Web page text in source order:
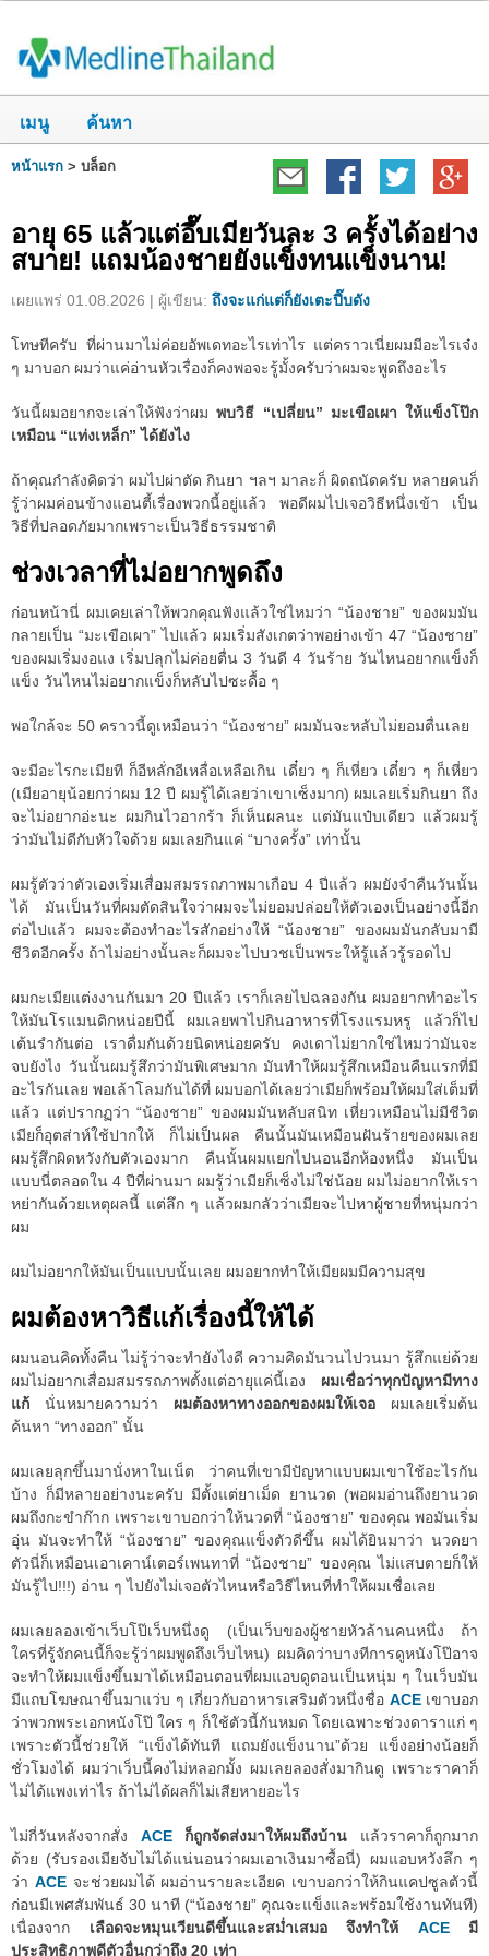
เมนู ค้นหา
หน้าแรก > บล็อก
อายุ 65 แล้วแต่อึ๊บเมียวันละ 3 ครั้งได้อย่าง
สบาย! แถมน้องชายยังแข็งทนแข็งนาน!
เผยแพร่ 01.08.2026 | ผู้เขียน: ถึงจะแก่แต่ก็ยังเตะปี๊บดัง
โทษทีครับ ที่ผ่านมาไม่ค่อยอัพเดทอะไรเท่าไร แต่คราวเนี่ยผมมีอะไรเจ๋ง
ๆ มาบอก ผมว่าแค่อ่านหัวเรื่องก็คงพอจะรู้มั้งครับว่าผมจะพูดถึงอะไร
วันนี้ผมอยากจะเล่าให้ฟังว่าผมพบวิธี “เปลี่ยน” มะเขือเผา ให้แข็งโป๊ก
เหมือน “แท่งเหล็ก” ได้ยังไง
ถ้าคุณกำลังคิดว่า ผมไปผ่าตัด กินยา ฯลฯ มาละก็ ผิดถนัดครับ หลายคนก็
รู้ว่าผมค่อนข้างแอนตี้เรื่องพวกนี้อยู่แล้ว พอดีผมไปเจอวิธีหนึ่งเข้า เป็น
วิธีที่ปลอดภัยมากเพราะเป็นวิธีธรรมชาติ
ช่วงเวลาที่ไม่อยากพูดถึง
ก่อนหน้านี่ ผมเคยเล่าให้พวกคุณฟังแล้วใช่ไหมว่า “น้องชาย” ของผมมัน
กลายเป็น “มะเขือเผา” ไปแล้ว ผมเริ่มสังเกตว่าพอย่างเข้า 47 “น้องชาย”
ของผมเริ่มงอแง เริ่มปลุกไม่ค่อยตื่น 3 วันดี 4 วันร้าย วันไหนอยากแข็งก็
แข็ง วันไหนไม่อยากแข็งก็หลับไปซะดื้อ ๆ
พอใกล้จะ 50 คราวนี้ดูเหมือนว่า “น้องชาย” ผมมันจะหลับไม่ยอมตื่นเลย
จะมีอะไรกะเมียที ก็อีหลั่กอีเหลื่อเหลือเกิน เดี๋ยว ๆ ก็เหี่ยว เดี๋ยว ๆ ก็เหี่ยว
(เมียอายุน้อยกว่าผม 12 ปี ผมรู้ได้เลยว่าเขาเซ็งมาก) ผมเลยเริ่มกินยา ถึง
จะไม่อยากอ่ะนะ ผมกินไวอากร้า ก็เห็นผลนะ แต่มันแป๋บเดียว แล้วผมรู้
ว่ามันไม่ดีกับหัวใจด้วย ผมเลยกินแค่ “บางครั้ง” เท่านั้น
ผมรู้ตัวว่าตัวเองเริ่มเสื่อมสมรรถภาพมาเกือบ 4 ปีแล้ว ผมยังจำคืนวันนั้น
ได้ มันเป็นวันที่ผมตัดสินใจว่าผมจะไม่ยอมปล่อยให้ตัวเองเป็นอย่างนี้อีก
ต่อไปแล้ว ผมจะต้องทำอะไรสักอย่างให้ “น้องชาย” ของผมมันกลับมามี
ชีวิตอีกครั้ง ถ้าไม่อย่างนั้นละก็ผมจะไปบวชเป็นพระให้รู้แล้วรู้รอดไป
ผมกะเมียแต่งงานกันมา 20 ปีแล้ว เราก็เลยไปฉลองกัน ผมอยากทำอะไร
ให้มันโรแมนติกหน่อยปีนี้ ผมเลยพาไปกินอาหารที่โรงแรมหรู แล้วก็ไป
เต้นรำกันต่อ เราดื่มกันด้วยนิดหน่อยครับ คงเดาไม่ยากใช่ไหมว่ามันจะ
จบยังไง วันนั้นผมรู้สึกว่ามันพิเศษมาก มันทำให้ผมรู้สึกเหมือนคืนแรกที่มี
อะไรกันเลย พอเล้าโลมกันได้ที่ ผมบอกได้เลยว่าเมียก็พร้อมให้ผมใส่เต็มที่
แล้ว แต่ปรากฏว่า “น้องชาย” ของผมมันหลับสนิท เหี่ยวเหมือนไม่มีชีวิต
เมียก็อุตส่าห์ใช้ปากให้ ก็ไม่เป็นผล คืนนั้นมันเหมือนฝันร้ายของผมเลย
ผมรู้สึกผิดหวังกับตัวเองมาก คืนนั้นผมแยกไปนอนอีกห้องหนึ่ง มันเป็น
แบบนี่ตลอดใน 4 ปีที่ผ่านมา ผมรู้ว่าเมียก็เซ็งไม่ใช่น้อย ผมไม่อยากให้เรา
หย่ากันด้วยเหตุผลนี้ แต่ลึก ๆ แล้วผมกลัวว่าเมียจะไปหาผู้ชายที่หนุ่มกว่า
ผม
ผมไม่อยากให้มันเป็นแบบนั้นเลย ผมอยากทำให้เมียผมมีความสุข
ผมต้องหาวิธีแก้เรื่องนี้ให้ได้
ผมนอนคิดทั้งคืน ไม่รู้ว่าจะทำยังไงดี ความคิดมันวนไปวนมา รู้สึกแย่ด้วย
ผมไม่อยากเสื่อมสมรรถภาพตั้งแต่อายุแค่นี้เอง ผมเชื่อว่าทุกปัญหามีทาง
แก้ นั่นหมายความว่า ผมต้องหาทางออกของผมให้เจอ ผมเลยเริ่มต้น
ค้นหา “ทางออก” นั้น
ผมเลยลุกขึ้นมานั่งหาในเน็ต ว่าคนที่เขามีปัญหาแบบผมเขาใช้อะไรกัน
บ้าง ก็มีหลายอย่างนะครับ มีตั้งแต่ยาเม็ด ยานวด (พอผมอ่านถึงยานวด
ผมถึงกะขำก๊าก เพราะเขาบอกว่าให้นวดที่ “น้องชาย” ของคุณ พอมันเริ่ม
อุ่น มันจะทำให้ “น้องชาย” ของคุณแข็งตัวดีขึ้น ผมได้ยินมาว่า นวดยา
ตัวนี่ก็เหมือนเอาเคาน์เตอร์เพนทาที่ “น้องชาย” ของคุณ ไม่แสบตายก็ให้
มันรู้ไป!!!) อ่าน ๆ ไปยังไม่เจอตัวไหนหรือวิธีไหนที่ทำให้ผมเชื่อเลย
ผมเลยลองเข้าเว็บโป๊เว็บหนึ่งดู (เป็นเว็บของผู้ชายหัวล้านคนหนึ่ง ถ้า
ใครที่รู้จักคนนี้ก็จะรู้ว่าผมพูดถึงเว็บไหน) ผมคิดว่าบางทีการดูหนังโป๊อาจ
จะทำให้ผมแข็งขึ้นมาได้เหมือนตอนที่ผมแอบดูตอนเป็นหนุ่ม ๆ ในเว็บมัน
มีแถบโฆษณาขึ้นมาแว่บ ๆ เกี่ยวกับอาหารเสริมตัวหนึ่งชื่อ ACEเขาบอก
ว่าพวกพระเอกหนังโป๊ ใคร ๆ ก็ใช้ตัวนี้กันหมด โดยเฉพาะช่วงดาราแก่ ๆ
เพราะตัวนี้ช่วยให้ “แข็งได้ทันที แถมยังแข็งนาน”ด้วย แข็งอย่างน้อยก็
ชั่วโมงได้ ผมว่าเว็บนี้คงไม่หลอกมั้ง ผมเลยลองสั่งมากินดู เพราะราคาก็
ไม่ได้แพงเท่าไร ถ้าไม่ได้ผลก็ไม่เสียหายอะไร
ไม่กี่วันหลังจากสั่ง ACE ก็ถูกจัดส่งมาให้ผมถึงบ้าน แล้วราคาก็ถูกมาก
ด้วย (รับรองเมียจับไม่ได้แน่นอนว่าผมเอาเงินมาซื้อนี่) ผมแอบหวังลึก ๆ
ว่า ACEจะช่วยผมได้ ผมอ่านรายละเอียด เขาบอกว่าให้กินแคปซูลตัวนี้
ก่อนมีเพศสัมพันธ์ 30 นาที (“น้องชาย” คุณจะแข็งและพร้อมใช้งานทันที)
เนื่องจาก เลือดจะหมุนเวียนดีขึ้นและสม่ำเสมอ จึงทำให้ ACEมี
ประสิทธิภาพดีตัวอื่นกว่าถึง 20 เท่า